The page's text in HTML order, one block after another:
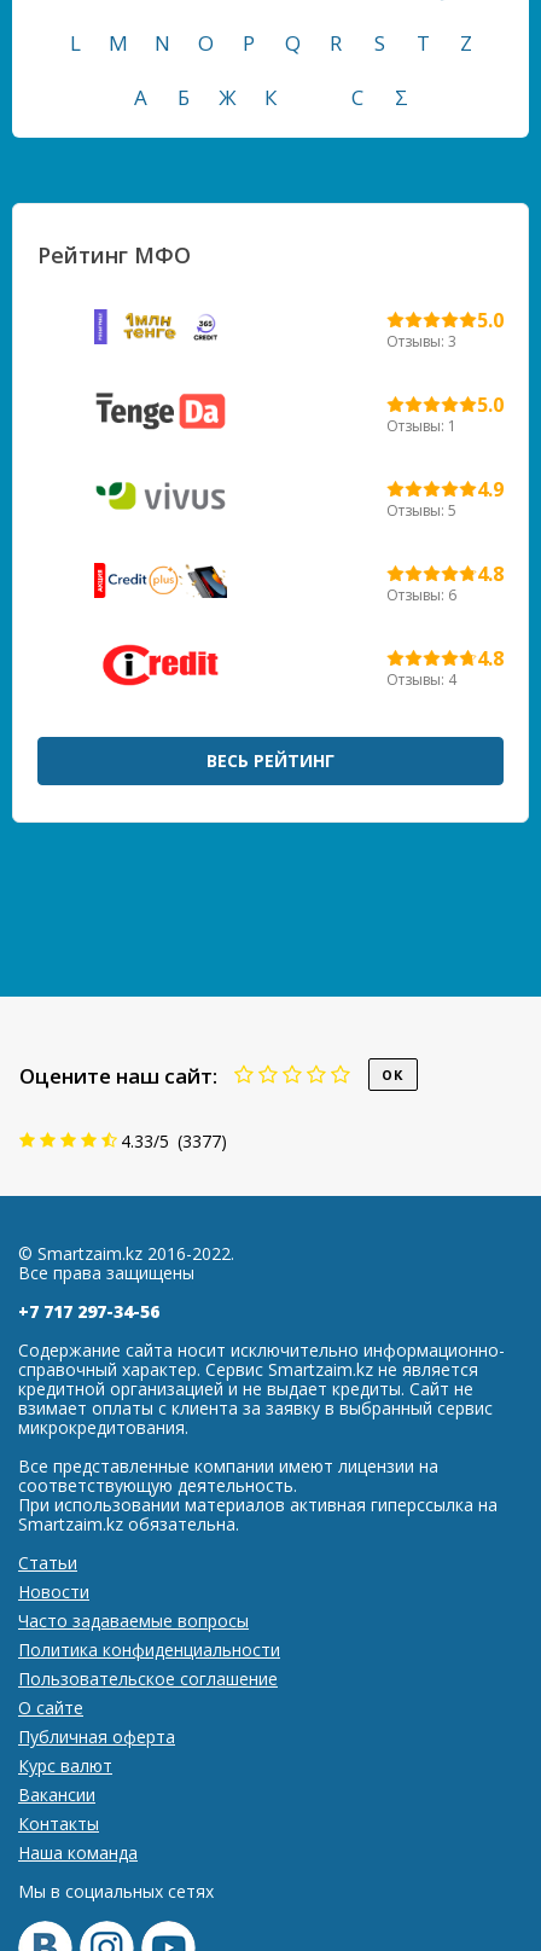
L
M N O P Q R S T
Z
А
Б Ж К С Σ
Рейтинг МФО
5.0
Отзывы: 3
5.0
Отзывы: 1
4.9
Отзывы: 5
4.8
Отзывы: 6
4.8
Отзывы: 4
ВЕСЬ РЕЙТИНГ
Оцените наш сайт:
4.33/5 (3377)
© Smartzaim.kz 2016-2022.
Все права защищены
+7 717 297-34-56
Содержание сайта носит исключительно информационно-
справочный характер. Сервис Smartzaim.kz не является
кредитной организацией и не выдает кредиты. Сайт не
взимает оплаты с клиента за заявку в выбранный сервис
микрокредитования.
Все представленные компании имеют лицензии на
соответствующую деятельность.
При использовании материалов активная гиперссылка на
Smartzaim.kz обязательна.
Статьи
Новости
Часто задаваемые вопросы
Политика конфиденциальности
Пользовательское соглашение
О сайте
Публичная оферта
Курс валют
Вакансии
Контакты
Наша команда
Мы в социальных сетях